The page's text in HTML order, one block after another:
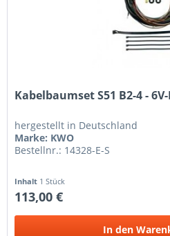
Kabelbaumset S51 B2-4 -
hergestellt in Deutschland
Marke: KWO
Bestellnr.: 14328-E-S
Inhalt 1 Stück
113,00 €
In den